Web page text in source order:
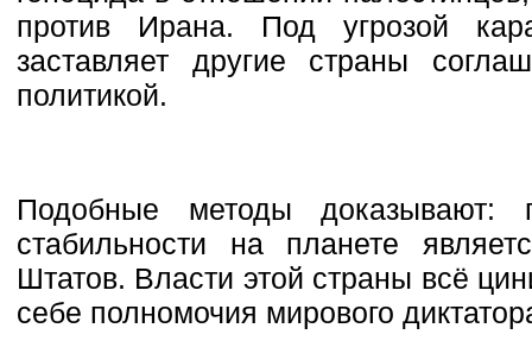
против Ирана. Под угрозой
заставляет другие страны
политикой.
Подобные методы доказывают:
стабильности на планете
Штатов. Власти этой страны всё
себе полномочия мирового